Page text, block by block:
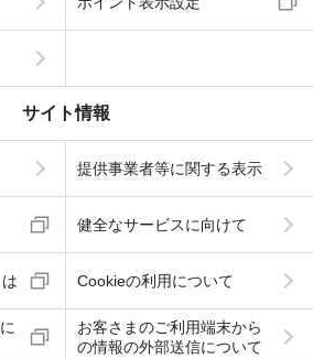
サイト情報
提供事業者等に関する表示
健全なサービスに向けて
Cookieの利用について
お客さまのご利用端末から
の情報の外部送信について